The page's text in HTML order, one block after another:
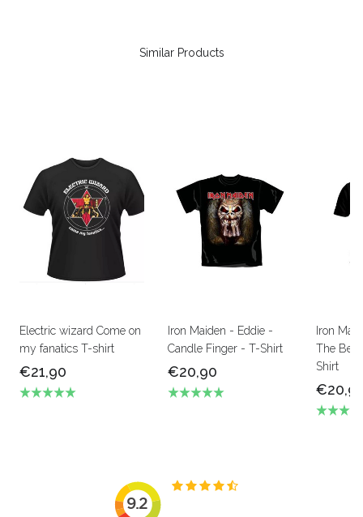
Similar Products
Electric wizard Come on
my fanatics T-shirt
€21,90
Iron Maiden - Eddie -
Candle Finger - T-Shirt
€20,90
Iron
The
Shirt